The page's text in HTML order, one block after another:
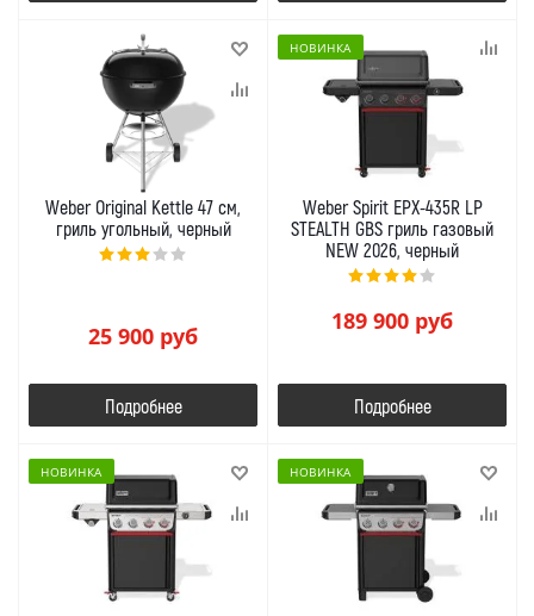
Weber Original Kettle 47 см,
гриль угольный, черный
25 900 руб
Подробнее
НОВИНКА
Weber Spirit EPX-435R LP
STEALTH GBS гриль газовый
NEW 2026, черный
189 900 руб
Подробнее
НОВИНКА НОВИНКА